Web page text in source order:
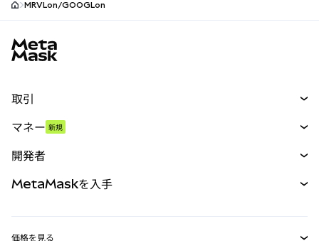
MRVLon/GOOGLon
取引
パーペチュアル
RWA
マネー 新規
開発者
MetaMaskを入手
価格を見る